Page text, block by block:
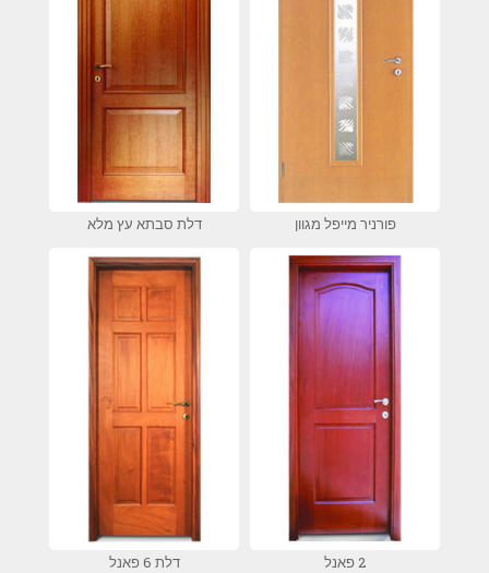
פורניר מייפל מגוון דלת סבתא עץ מלא
2 פאנל דלת 6 פאנל